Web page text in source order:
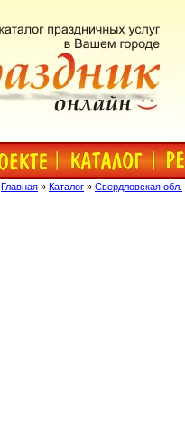
Главная » Каталог » Свердловская обл.